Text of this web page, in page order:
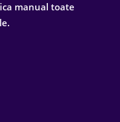
manual toate